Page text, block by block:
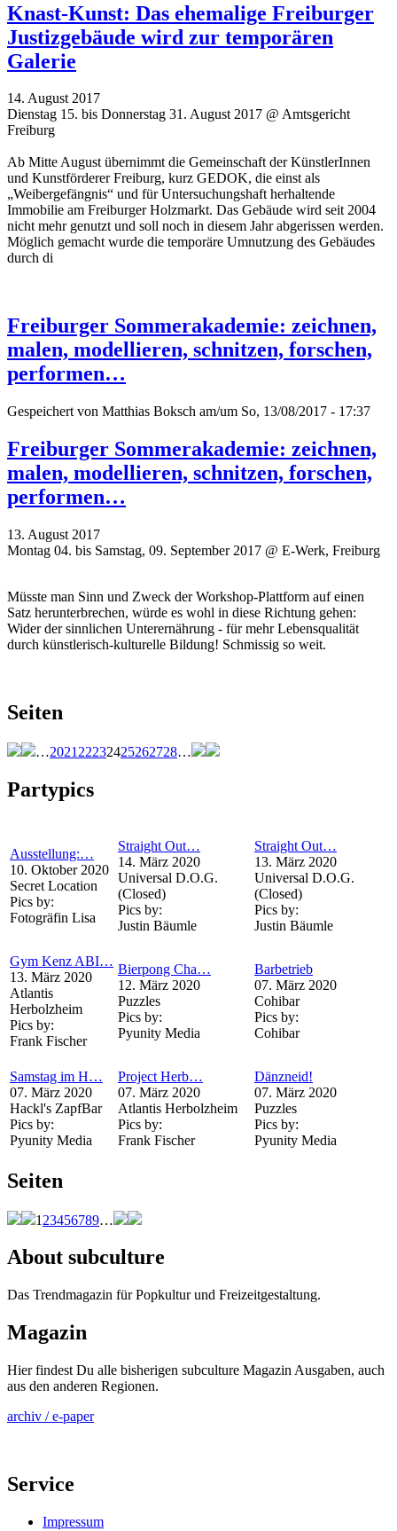
Knast-Kunst: Das ehemalige Freiburger
Justizgebäude wird zur temporären
Galerie
14. August 2017
Dienstag 15. bis Donnerstag 31. August 2017 @ Amtsgericht
Freiburg
Ab Mitte August übernimmt die Gemeinschaft der KünstlerInnen
und Kunstförderer Freiburg, kurz GEDOK, die einst als
„Weibergefängnis“ und für Untersuchungshaft herhaltende
Immobilie am Freiburger Holzmarkt. Das Gebäude wird seit 2004
nicht mehr genutzt und soll noch in diesem Jahr abgerissen werden.
Möglich gemacht wurde die temporäre Umnutzung des Gebäudes
durch di
Freiburger Sommerakademie: zeichnen,
malen, modellieren, schnitzen, forschen,
performen…
Gespeichert von Matthias Boksch am/um So, 13/08/2017 - 17:37
Freiburger Sommerakademie: zeichnen,
malen, modellieren, schnitzen, forschen,
performen…
13. August 2017
Montag 04. bis Samstag, 09. September 2017 @ E-Werk, Freiburg
Müsste man Sinn und Zweck der Workshop-Plattform auf einen
Satz herunterbrechen, würde es wohl in diese Richtung gehen:
Wider der sinnlichen Unterernährung - für mehr Lebensqualität
durch künstlerisch-kulturelle Bildung! Schmissig so weit.
Seiten
…2021 22232425262728…
Partypics
Ausstellung:…
10. Oktober 2020
Secret Location
Pics by:
Fotogräfin Lisa
Straight Out…
14. März 2020
Universal D.O.G.
(Closed)
Pics by:
Justin Bäumle
Straight Out…
13. März 2020
Universal D.O.G.
(Closed)
Pics by:
Justin Bäumle
Gym Kenz ABI…
13. März 2020
Atlantis
Herbolzheim
Pics by:
Frank Fischer
Bierpong Cha…
12. März 2020
Puzzles
Pics by:
Pyunity Media
Barbetrieb
07. März 2020
Cohibar
Pics by:
Cohibar
Samstag im H…
07. März 2020
Hackl's ZapfBar
Pics by:
Pyunity Media
Project Herb…
07. März 2020
Atlantis Herbolzheim
Pics by:
Frank Fischer
Dänzneid!
07. März 2020
Puzzles
Pics by:
Pyunity Media
Seiten
1 23456789…
About subculture
Das Trendmagazin für Popkultur und Freizeitgestaltung.
Magazin
Hier findest Du alle bisherigen subculture Magazin Ausgaben, auch
aus den anderen Regionen.
archiv / e-paper
Service
Impressum